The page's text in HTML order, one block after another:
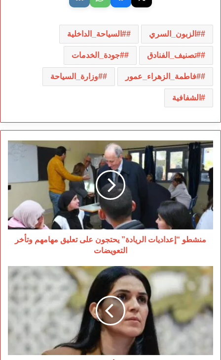
#الزبون_السري #السياحة_الداخلية
#تصنيف_الفنادق #جودة_الخدمات
#فاطمة_الزهراء_عمور #وزارة_السياحة
الشفافية
منشطو
“إعداديات
الريادة”
يحتجون
على
تعليق
مهامهم
وتأخر
التعويضات
منشطو “إعداديات الريادة” يحتجون على تعليق مهامهم وتأخر
التعويضات
وفاء
جمالي
ومأزق
لوائح
الدعم...